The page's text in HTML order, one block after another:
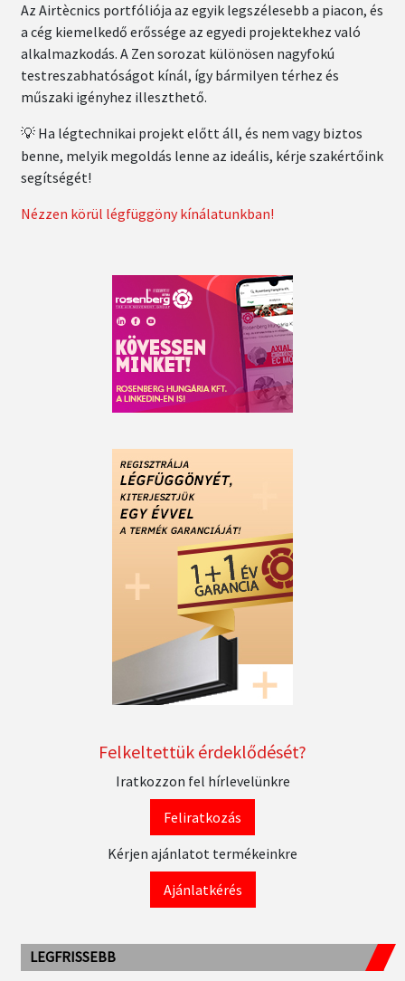
Felkeltettük érdeklődését?
Iratkozzon fel hírlevelünkre
Feliratkozás
Kérjen ajánlatot termékeinkre
Ajánlatkérés
Az Airtècnics portfóliója az egyik legszélesebb a piacon, és
a cég kiemelkedő erőssége az egyedi projektekhez való
alkalmazkodás. A Zen sorozat különösen nagyfokú
testreszabhatóságot kínál, így bármilyen térhez és
műszaki igényhez illeszthető.
💡 Ha légtechnikai projekt előtt áll, és nem vagy biztos
benne, melyik megoldás lenne az ideális, kérje szakértőink
segítségét!
Nézzen körül légfüggöny kínálatunkban!
LEGFRISSEBB